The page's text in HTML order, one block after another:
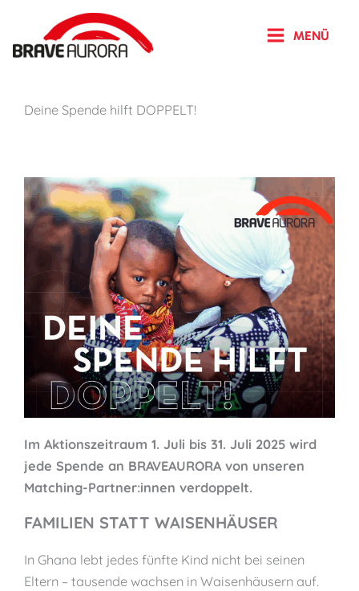
springen
MENÜ
Deine Spende hilft DOPPELT!
Im Aktionszeitraum 1. Juli bis 31. Juli 2025 wird
jede Spende an BRAVEAURORA von unseren
Matching-Partner:innen verdoppelt.
FAMILIEN STATT WAISENHÄUSER
In Ghana lebt jedes fünfte Kind nicht bei seinen
Eltern – tausende wachsen in Waisenhäusern auf.